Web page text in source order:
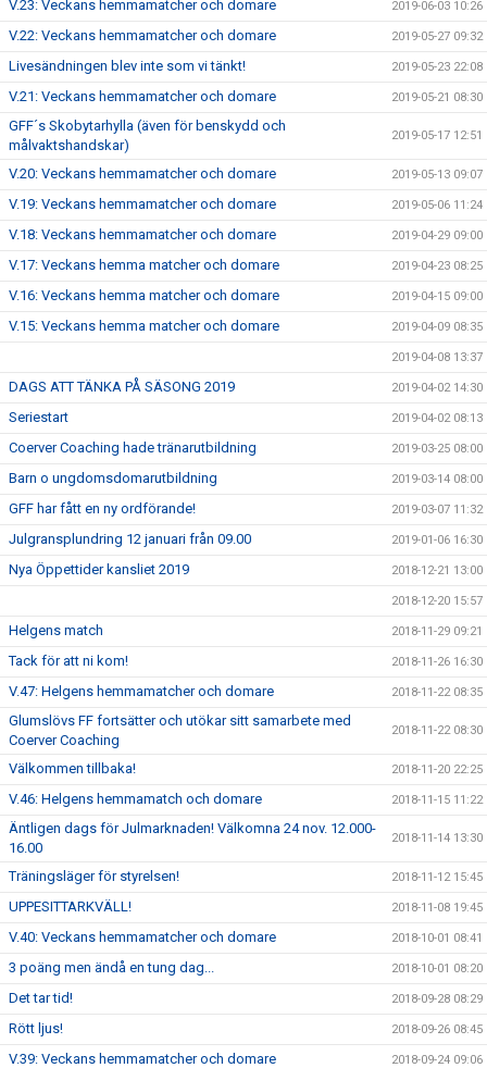
V.23: Veckans hemmamatcher och domare 2019-06-03 10:26
V.22: Veckans hemmamatcher och domare 2019-05-27 09:32
Livesändningen blev inte som vi tänkt! 2019-05-23 22:08
V.21: Veckans hemmamatcher och domare 2019-05-21 08:30
GFF´s Skobytarhylla (även för benskydd och
målvaktshandskar)
2019-05-17 12:51
V.20: Veckans hemmamatcher och domare 2019-05-13 09:07
V.19: Veckans hemmamatcher och domare 2019-05-06 11:24
V.18: Veckans hemmamatcher och domare 2019-04-29 09:00
V.17: Veckans hemma matcher och domare 2019-04-23 08:25
V.16: Veckans hemma matcher och domare 2019-04-15 09:00
V.15: Veckans hemma matcher och domare 2019-04-09 08:35
2019-04-08 13:37
DAGS ATT TÄNKA PÅ SÄSONG 2019 2019-04-02 14:30
Seriestart 2019-04-02 08:13
Coerver Coaching hade tränarutbildning 2019-03-25 08:00
Barn o ungdomsdomarutbildning 2019-03-14 08:00
GFF har fått en ny ordförande! 2019-03-07 11:32
Julgransplundring 12 januari från 09.00 2019-01-06 16:30
Nya Öppettider kansliet 2019 2018-12-21 13:00
2018-12-20 15:57
Helgens match 2018-11-29 09:21
Tack för att ni kom! 2018-11-26 16:30
V.47: Helgens hemmamatcher och domare 2018-11-22 08:35
Glumslövs FF fortsätter och utökar sitt samarbete med
Coerver Coaching
2018-11-22 08:30
Välkommen tillbaka! 2018-11-20 22:25
V.46: Helgens hemmamatch och domare 2018-11-15 11:22
Äntligen dags för Julmarknaden! Välkomna 24 nov. 12.000-
16.00
2018-11-14 13:30
Träningsläger för styrelsen! 2018-11-12 15:45
UPPESITTARKVÄLL! 2018-11-08 19:45
V.40: Veckans hemmamatcher och domare 2018-10-01 08:41
3 poäng men ändå en tung dag... 2018-10-01 08:20
Det tar tid! 2018-09-28 08:29
Rött ljus! 2018-09-26 08:45
V.39: Veckans hemmamatcher och domare 2018-09-24 09:06